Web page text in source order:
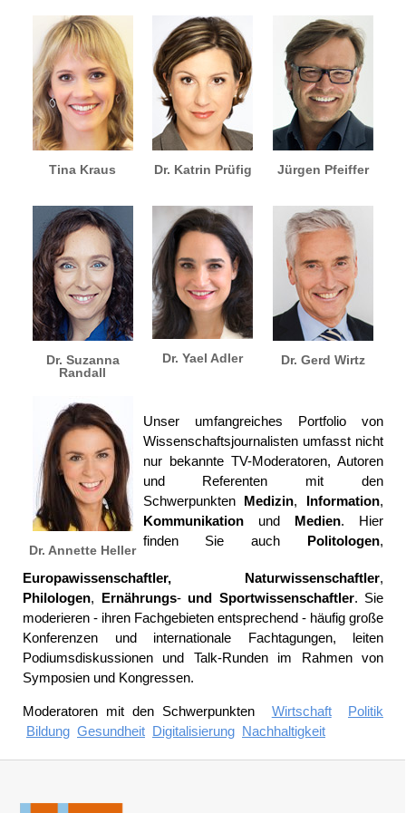
Tina Kraus Dr. Katrin Prüfig Jürgen Pfeiffer
Dr. Suzanna
Randall
Dr. Yael Adler Dr. Gerd Wirtz
Dr. Annette Heller
Unser umfangreiches Portfolio von
Wissenschaftsjournalisten umfasst nicht
nur bekannte TV-Moderatoren, Autoren
und Referenten mit den
Schwerpunkten Medizin, Information,
Kommunikationund Medien. Hier
finden Sie auch Politologen,
Europawissenschaftler, Naturwissenschaftler,
Philologen, Ernährungs- und Sportwissenschaftler. Sie
moderieren - ihren Fachgebieten entsprechend - häufig große
Konferenzen und internationale Fachtagungen, leiten
Podiumsdiskussionen und Talk-Runden im Rahmen von
Symposien und Kongressen.
Moderatoren mit den Schwerpunkten Wirtschaft
Politik
Bildung Gesundheit Digitalisierung Nachhaltigkeit